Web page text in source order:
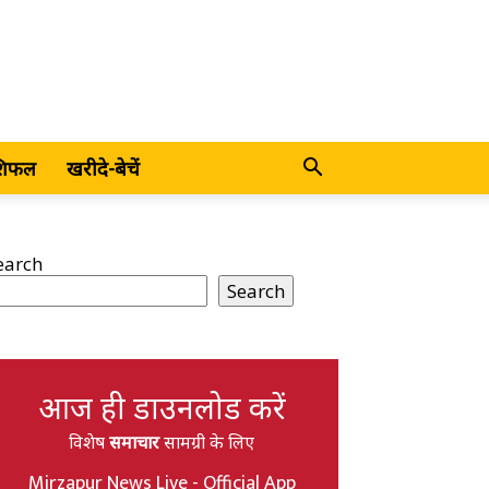
खरीदे-बेचें
Search
आज ही डाउनलोड करें
विशेषसमाचारसामग्री के लिए